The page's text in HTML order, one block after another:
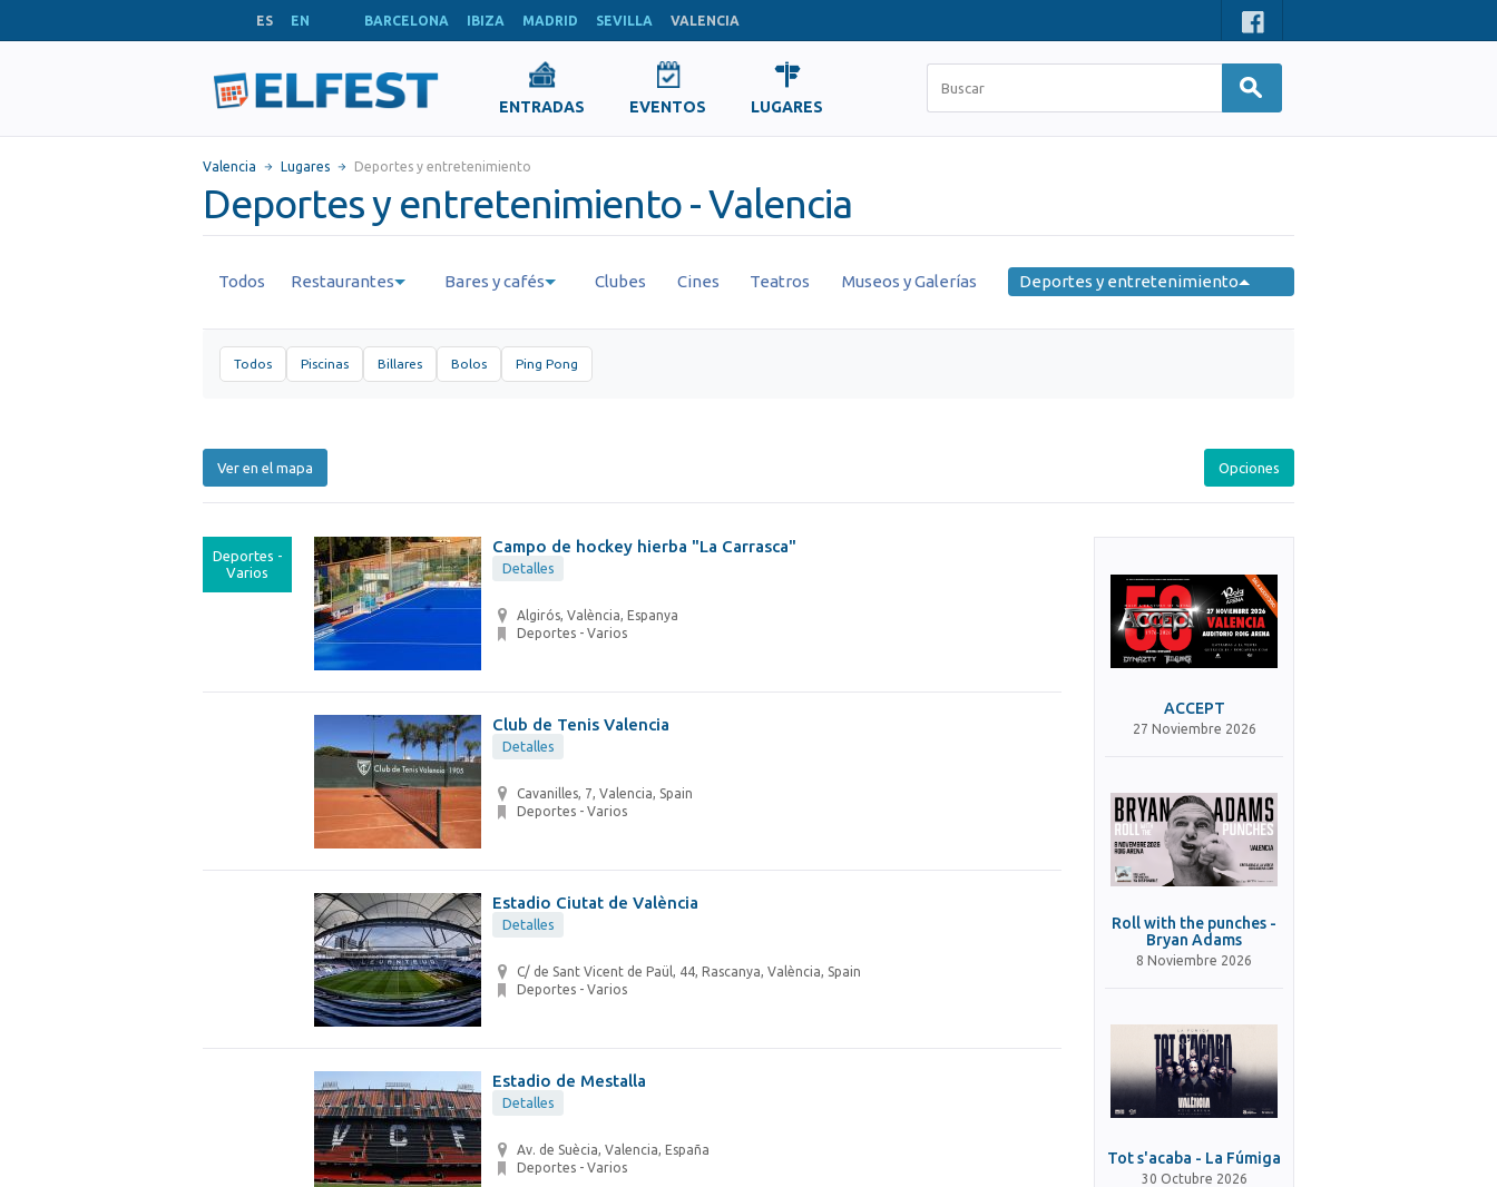
ES EN BARCELONA IBIZA MADRID SEVILLA VALENCIA
ENTRADAS EVENTOS LUGARES
Valencia Lugares Deportes y entretenimiento
Deportes y entretenimiento - Valencia
Todos Restaurantes Bares y cafés Clubes Cines Teatros Museos y Galerías Deportes y entretenimiento
Todos Piscinas Billares Bolos Ping Pong
Ver en el mapa Opciones
Deportes -
Varios
Campo de hockey hierba "La Carrasca"
Detalles
Algirós, València, Espanya
Deportes - Varios
Club de Tenis Valencia
Detalles
Cavanilles, 7, Valencia, Spain
Deportes - Varios
Estadio Ciutat de València
Detalles
C/ de Sant Vicent de Paül, 44, Rascanya, València, Spain
Deportes - Varios
Estadio de Mestalla
Detalles
Av. de Suècia, Valencia, España
Deportes - Varios
ACCEPT
27 Noviembre 2026
Roll with the punches -
Bryan Adams
8 Noviembre 2026
Tot s'acaba - La Fúmiga
30 Octubre 2026